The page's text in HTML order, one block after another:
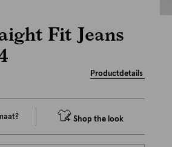
Fit Jeans
Productdetails
Shop the look